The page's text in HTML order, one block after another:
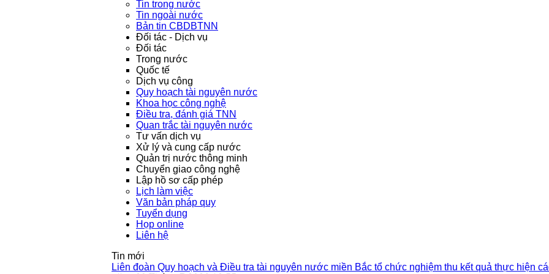
Tin trong nước
Tin ngoài nước
Bản tin CBDBTNN
Đối tác - Dịch vụ
Đối tác
Trong nước
Quốc tế
Dịch vụ công
Quy hoạch tài nguyên nước
Khoa học công nghệ
Điều tra, đánh giá TNN
Quan trắc tài nguyên nước
Tư vấn dịch vụ
Xử lý và cung cấp nước
Quản trị nước thông minh
Chuyển giao công nghệ
Lập hồ sơ cấp phép
Lịch làm việc
Văn bản pháp quy
Tuyển dụng
Họp online
Liên hệ
Tin mới
Liên đoàn Quy hoạch và Điều tra tài nguyên nước miền Bắc tổ chức nghiệm thu kết quả thực hiện